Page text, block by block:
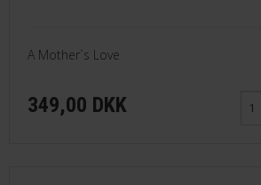
A Mother`s Love
349,00 DKK